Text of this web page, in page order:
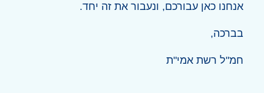
אנחנו כאן עבורכם, ונעבור את זה יחד.
בברכה,
חמ"ל רשת אמי"ת